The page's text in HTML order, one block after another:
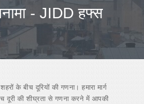
- JIDD हफ्स
के बीच दूरियों की गणना। हमारा मार्ग
दूरी की शीघ्रता से गणना करने में आपकी